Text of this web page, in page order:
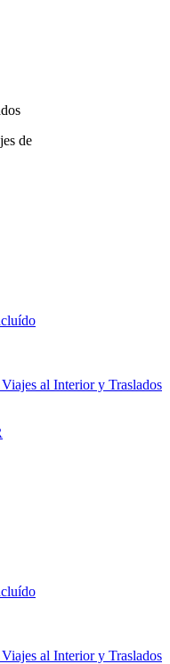
de
al Interior y Traslados
al Interior y Traslados